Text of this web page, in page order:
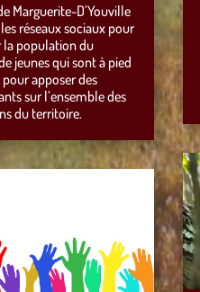
Marguerite-D’Youville
réseaux sociaux pour
population du
jeunes qui sont à pied
pour apposer des
sur l’ensemble des
du territoire.